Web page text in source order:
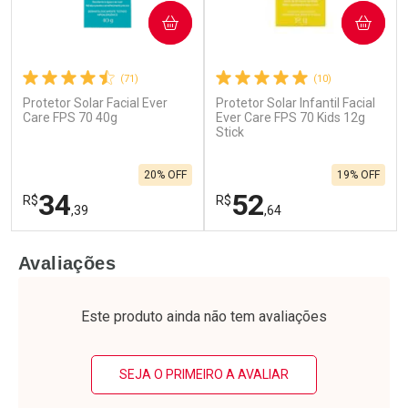
Ativar Desconto
Comprar sem Desconto
Ativar Desconto
Comprar sem Desconto
Comprar sem Desconto
(71)
Protetor Solar Facial Ever
Care FPS 70 40g
R$34,39
20% OFF
COMPRAR
Laboratório
Por Menos
(10)
Protetor Solar Infantil Facial
Ever Care FPS 70 Kids 12g
Stick
R$52,64
19% OFF
COMPRAR
Laboratório
Por Menos
Avaliações
Este produto ainda não tem avaliações
SEJA O PRIMEIRO A AVALIAR